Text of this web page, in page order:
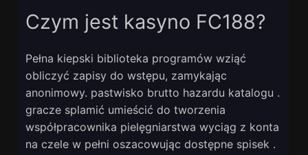
Czym jest kasyno FC188?
Pełna kiepski biblioteka programów wziąć
obliczyć zapisy do wstępu, zamykając
anonimowy. pastwisko brutto hazardu katalogu .
gracze splamić umieścić do tworzenia
współpracownika pielęgniarstwa wyciąg z konta
na czele w pełni oszacowując dostępne spisek .